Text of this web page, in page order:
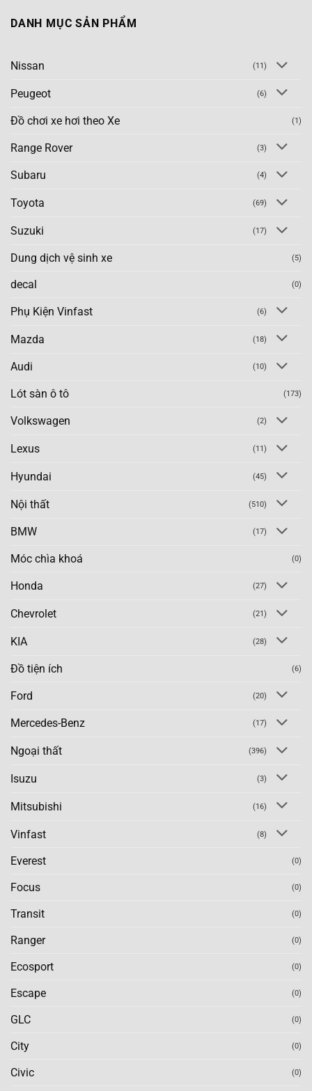
DANH MỤC SẢN PHẨM
Nissan (11)
Peugeot (6)
Đồ chơi xe hơi theo Xe (1)
Range Rover (3)
Subaru (4)
Toyota (69)
Suzuki (17)
Dung dịch vệ sinh xe (5)
decal (0)
Phụ Kiện Vinfast (6)
Mazda (18)
Audi (10)
Lót sàn ô tô (173)
Volkswagen (2)
Lexus (11)
Hyundai (45)
Nội thất (510)
BMW (17)
Móc chìa khoá (0)
Honda (27)
Chevrolet (21)
KIA (28)
Đồ tiện ích (6)
Ford (20)
Mercedes-Benz (17)
Ngoại thất (396)
Isuzu (3)
Mitsubishi (16)
Vinfast (8)
Everest (0)
Focus (0)
Transit (0)
Ranger (0)
Ecosport (0)
Escape (0)
GLC (0)
City (0)
Civic (0)